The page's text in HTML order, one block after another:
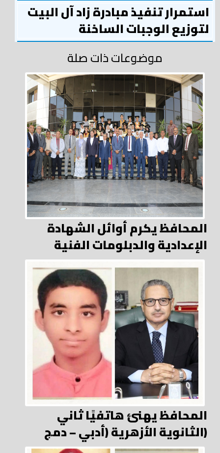
استمرار تنفيذ مبادرة زاد آل البيت
لتوزيع الوجبات الساخنة
موضوعات ذات صلة
المحافظ يكرم أوائل الشهادة
الإعدادية والدبلومات الفنية
المحافظ يهنئ هاتفيًا ثاني
الثانوية الأزهرية (أدبي – دمج)